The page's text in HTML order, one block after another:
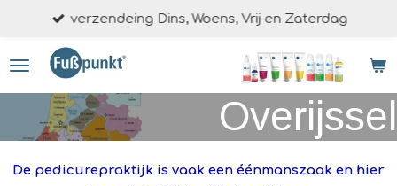
naar
de
hoofdinhoud
verzendeing Dins, Woens, Vrij en Zaterdag
Overijssel
De pedicurepraktijk is vaak een éénmanszaak en hier